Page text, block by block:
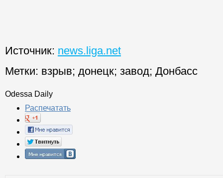
Источник: news.liga.net
Метки: взрыв; донецк; завод; Донбасс
Odessa Daily
Распечатать